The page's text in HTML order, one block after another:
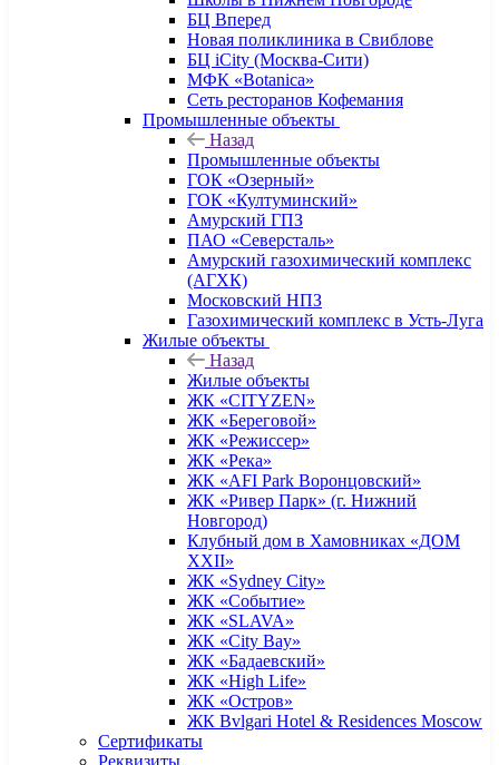
БЦ Вперед
Новая поликлиника в Свиблове
БЦ iCity (Москва-Сити)
МФК «Botanica»
Сеть ресторанов Кофемания
Промышленные объекты
Назад
Промышленные объекты
ГОК «Озерный»
ГОК «Култуминский»
Амурский ГПЗ
ПАО «Северсталь»
Амурский газохимический комплекс
(АГХК)
Московский НПЗ
Газохимический комплекс в Усть-Луга
Жилые объекты
Назад
Жилые объекты
ЖК «CITYZEN»
ЖК «Береговой»
ЖК «Режиссер»
ЖК «Река»
ЖК «AFI Park Воронцовский»
ЖК «Ривер Парк» (г. Нижний
Новгород)
Клубный дом в Хамовниках «ДОМ
XXII»
ЖК «Sydney City»
ЖК «Событие»
ЖК «SLAVA»
ЖК «City Bay»
ЖК «Бадаевский»
ЖК «High Life»
ЖК «Остров»
ЖК Bvlgari Hotel & Residences Moscow
Сертификаты
Реквизиты